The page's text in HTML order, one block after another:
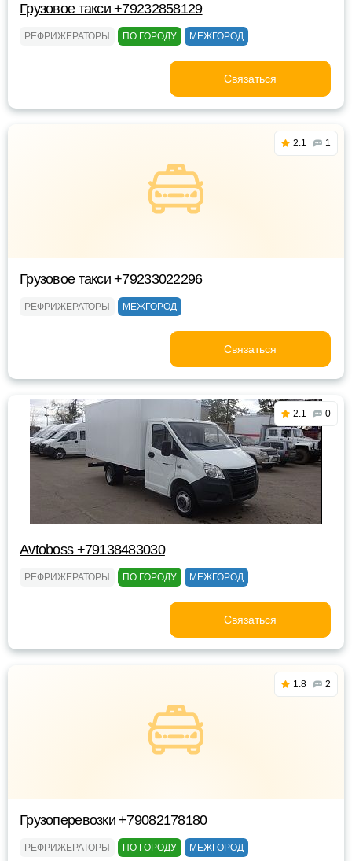
Грузовое такси +79232858129
РЕФРИЖЕРАТОРЫ ПО ГОРОДУ МЕЖГОРОД
Связаться
2.1 1
Грузовое такси +79233022296
РЕФРИЖЕРАТОРЫ МЕЖГОРОД
Связаться
2.1 0
Avtoboss +79138483030
РЕФРИЖЕРАТОРЫ ПО ГОРОДУ МЕЖГОРОД
Связаться
1.8 2
Грузоперевозки +79082178180
РЕФРИЖЕРАТОРЫ ПО ГОРОДУ МЕЖГОРОД